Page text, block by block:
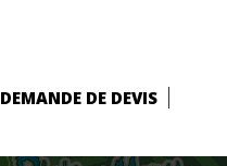
DEMANDE DE DEVIS